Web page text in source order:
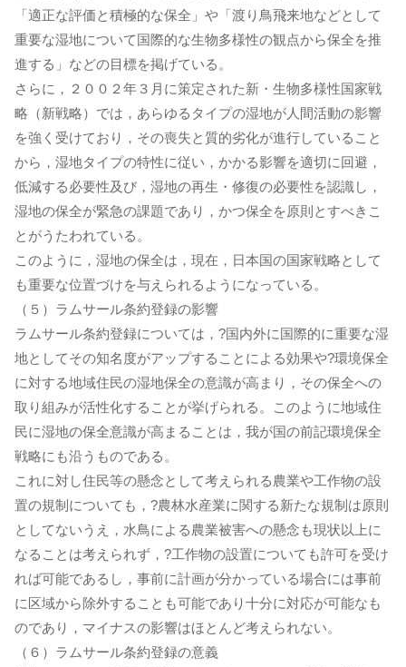
「適正な評価と積極的な保全」や「渡り鳥飛来地などとして
重要な湿地について国際的な生物多様性の観点から保全を推
進する」などの目標を掲げている。
さらに，２００２年３月に策定された新・生物多様性国家戦
略（新戦略）では，あらゆるタイプの湿地が人間活動の影響
を強く受けており，その喪失と質的劣化が進行していること
から，湿地タイプの特性に従い，かかる影響を適切に回避，
低減する必要性及び，湿地の再生・修復の必要性を認識し，
湿地の保全が緊急の課題であり，かつ保全を原則とすべきこ
とがうたわれている。
このように，湿地の保全は，現在，日本国の国家戦略として
も重要な位置づけを与えられるようになっている。
（５）ラムサール条約登録の影響
ラムサール条約登録については，?国内外に国際的に重要な湿
地としてその知名度がアップすることによる効果や?環境保全
に対する地域住民の湿地保全の意識が高まり，その保全への
取り組みが活性化することが挙げられる。このように地域住
民に湿地の保全意識が高まることは，我が国の前記環境保全
戦略にも沿うものである。
これに対し住民等の懸念として考えられる農業や工作物の設
置の規制についても，?農林水産業に関する新たな規制は原則
としてないうえ，水鳥による農業被害への懸念も現状以上に
なることは考えられず，?工作物の設置についても許可を受け
れば可能であるし，事前に計画が分かっている場合には事前
に区域から除外することも可能であり十分に対応が可能なも
のであり，マイナスの影響はほとんど考えられない。
（６）ラムサール条約登録の意義